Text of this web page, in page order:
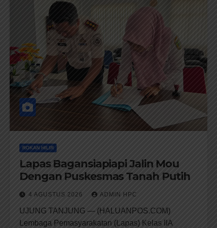
ROKAN HILIR
Lapas Bagansiapiapi Jalin Mou
Dengan Puskesmas Tanah Putih
4 AGUSTUS 2026 ADMIN HPC
UJUNG TANJUNG — (HALUANPOS.COM)
Lembaga Pemasyarakatan (Lapas) Kelas IIA